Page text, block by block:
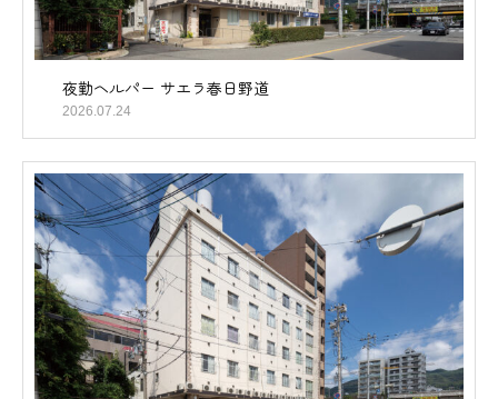
夜勤ヘルパー サエラ春日野道
2026.07.24